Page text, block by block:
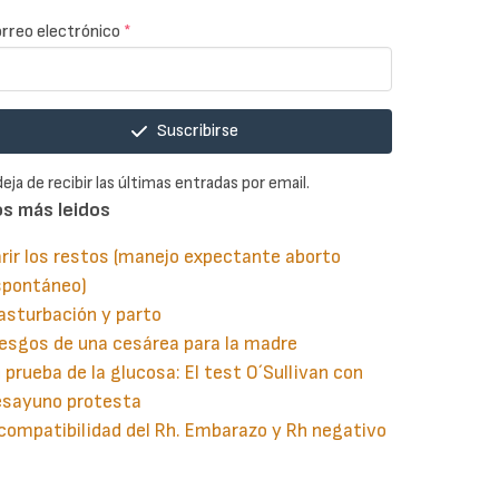
electrónico *
Suscribirse
de recibir las últimas entradas por email.
más leidos
los restos (manejo expectante aborto
y parto
de una cesárea para la madre
prueba de la glucosa: El test O´Sullivan con
protesta
del Rh. Embarazo y Rh negativo